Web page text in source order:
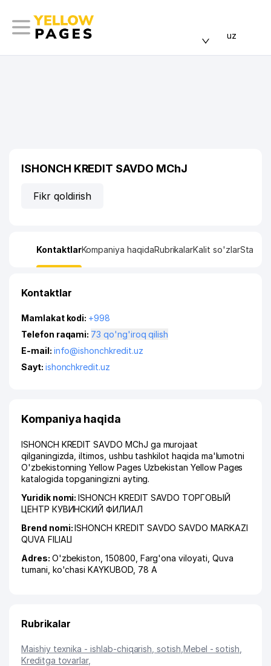
uz
ISHONCH KREDIT SAVDO MChJ
Fikr qoldirish
KontaktlarKompaniya haqidaRubrikalarKalit so'zlar
Kontaktlar
Mamlakat kodi: +998
Telefon raqami:
73 qo'ng'iroq qilish
E-mail: info@ishonchkredit.uz
Sayt: ishonchkredit.uz
Kompaniya haqida
ISHONCH KREDIT SAVDO MChJ ga murojaat
qilganingizda, iltimos, ushbu tashkilot haqida ma'lumotni
O'zbekistonning Yellow Pages Uzbekistan Yellow Pages
katalogida topganingizni ayting.
Yuridik nomi:ISHONCH KREDIT SAVDO ТОРГОВЫЙ
ЦЕНТР КУВИНСКИЙ ФИЛИАЛ
Brend nomi:ISHONCH KREDIT SAVDO SAVDO MARKAZI
QUVA FILIALI
Adres: O'zbekiston, 150800, Farg'ona viloyati Quva
tumani ko'chasi KAYKUBOD, 78 A
Rubrikalar
Maishiy texnika - ishlab-chiqarish, sotish Mebel - sotish
Kreditga tovarlar,